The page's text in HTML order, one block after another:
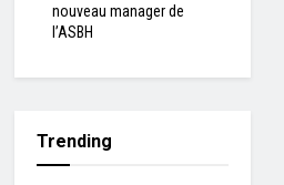
nouveau manager de
l’ASBH
Trending